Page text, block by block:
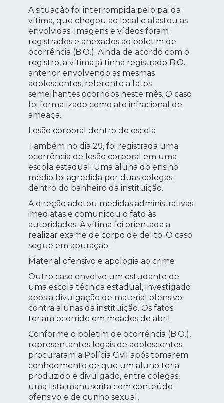
A situação foi interrompida pelo pai da
vítima, que chegou ao local e afastou as
envolvidas. Imagens e vídeos foram
registrados e anexados ao boletim de
ocorrência (B.O.). Ainda de acordo com o
registro, a vítima já tinha registrado B.O.
anterior envolvendo as mesmas
adolescentes, referente a fatos
semelhantes ocorridos neste mês. O caso
foi formalizado como ato infracional de
ameaça.
Lesão corporal dentro de escola
Também no dia 29, foi registrada uma
ocorrência de lesão corporal em uma
escola estadual. Uma aluna do ensino
médio foi agredida por duas colegas
dentro do banheiro da instituição.
A direção adotou medidas administrativas
imediatas e comunicou o fato às
autoridades. A vítima foi orientada a
realizar exame de corpo de delito. O caso
segue em apuração.
Material ofensivo e apologia ao crime
Outro caso envolve um estudante de
uma escola técnica estadual, investigado
após a divulgação de material ofensivo
contra alunas da instituição. Os fatos
teriam ocorrido em meados de abril.
Conforme o boletim de ocorrência (B.O.),
representantes legais de adolescentes
procuraram a Polícia Civil após tomarem
conhecimento de que um aluno teria
produzido e divulgado, entre colegas,
uma lista manuscrita com conteúdo
ofensivo e de cunho sexual,